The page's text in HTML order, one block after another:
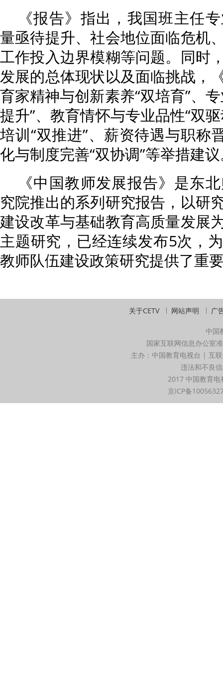
《报告》指出，我国班主任
量亟待提升、社会地位面临危机
工作投入边界模糊等问题。同时
发展的总体现状以及面临挑战，
育家精神与创新素养“双培育”、
提升”、教育情怀与专业品性“双
培训“双推进”、薪资待遇与职称
化与制度完善“双协调”等举措建
《中国教师发展报告》是东
究院推出的系列研究报告，以研
建设改革与基础教育高质量发展
主题研究，已经连续发布5次，
教师队伍建设政策研究提供了重
关于CETV 网站声明 广
中国
国家互联网信息办公室
主办：中国教育电视台 | 互
违法和不良
2017 中国教育
京ICP备